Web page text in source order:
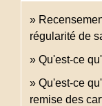
régularité de
Qu'est-ce
Qu'est-ce
remise des